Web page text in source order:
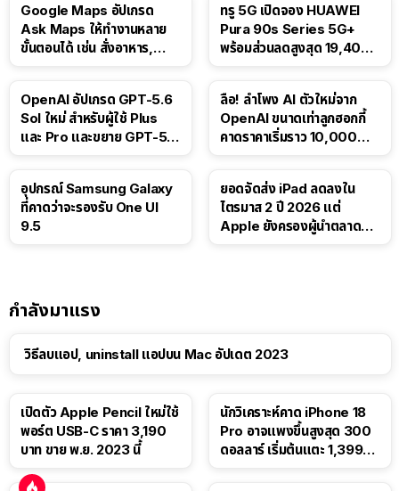
Google Maps อัปเกรด
Ask Maps ให้ทำงานหลาย
ขั้นตอนได้ เช่น สั่งอาหาร,
ทรู 5G เปิดจอง HUAWEI
Pura 90s Series 5G+
พร้อมส่วนลดสูงสุด 19,400
OpenAI อัปเกรด GPT-5.6
Sol ใหม่ สำหรับผู้ใช้ Plus
และ Pro และขยาย GPT-5.6
ลือ! ลำโพง AI ตัวใหม่จาก
OpenAI ขนาดเท่าลูกฮอกกี้
คาดราคาเริ่มราว 10,000
อุปกรณ์ Samsung Galaxy
ที่คาดว่าจะรองรับ One UI
9.5
ยอดจัดส่ง iPad ลดลงใน
ไตรมาส 2 ปี 2026 แต่
Apple ยังครองผู้นำตลาด
กำลังมาแรง
วิธีลบแอป, uninstall แอปบน Mac อัปเดต 2023
เปิดตัว Apple Pencil ใหม่ใช้
พอร์ต USB-C ราคา 3,190
บาท ขาย พ.ย. 2023 นี้
นักวิเคราะห์คาด iPhone 18
Pro อาจแพงขึ้นสูงสุด 300
ดอลลาร์ เริ่มต้นแตะ 1,399